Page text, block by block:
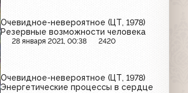
Очевидное-невероятное (ЦТ, 1978)
Резервные возможности человека
28 января 2021, 00:38 2420
Очевидное-невероятное (ЦТ, 1978)
Энергетические процессы в сердце